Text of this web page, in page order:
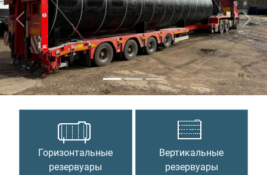
Предыдущий
Горизонтальные
резервуары
Вертикальные
резервуары